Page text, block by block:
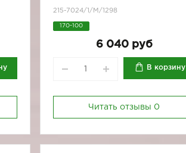
215-7024/1/M/1298
170-100
6 040 руб
В корзину
Читать отзывы 0